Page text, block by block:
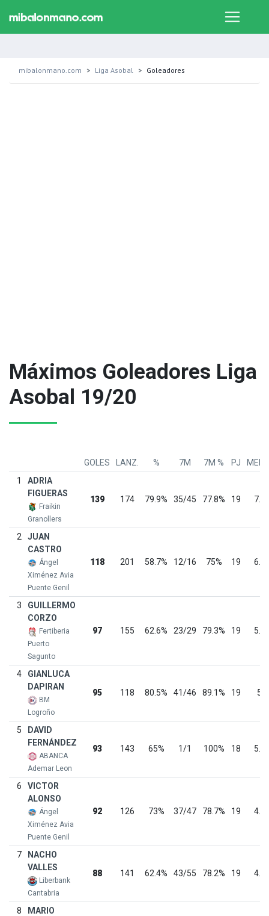
mibalonmano.com Liga Asobal Goleadores
Máximos Goleadores Liga
Asobal 19/20
GOLES LANZ. % 7M 7M % PJ
1
ADRIA
FIGUERAS
Fraikin
Granollers
139 174 79.9% 35/45 77.8% 19 7.3
2
JUAN
CASTRO
Ángel
Ximénez Avia
Puente Genil
118 201 58.7% 12/16 75% 19 6.2
3
GUILLERMO
CORZO
Fertiberia
Puerto
Sagunto
97 155 62.6% 23/29 79.3% 19 5.1
4
GIANLUCA
DAPIRAN
BM
Logroño
95 118 80.5% 41/46 89.1% 19 5
5
DAVID
FERNÁNDEZ
ABANCA
Ademar Leon
93 143 65% 1/1 100% 18 5.2
6
VICTOR
ALONSO
Ángel
Ximénez Avia
Puente Genil
92 126 73% 37/47 78.7% 19 4.8
7
NACHO
VALLES
Liberbank
Cantabria
88 141 62.4% 43/55 78.2% 19 4.6
8
MARIO